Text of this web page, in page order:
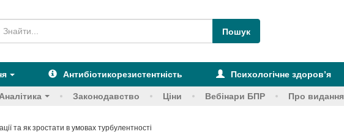
Антибіотикорезистентність Психологічне здоров’я
Аналітика Законодавство Ціни Вебінари БПР Про видання
та як зростати в умовах турбулентності